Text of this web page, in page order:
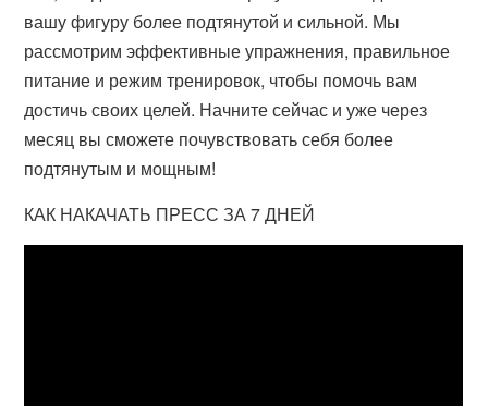
вашу фигуру более подтянутой и сильной. Мы
рассмотрим эффективные упражнения, правильное
питание и режим тренировок, чтобы помочь вам
достичь своих целей. Начните сейчас и уже через
месяц вы сможете почувствовать себя более
подтянутым и мощным!
КАК НАКАЧАТЬ ПРЕСС ЗА 7 ДНЕЙ